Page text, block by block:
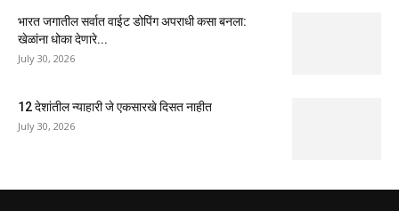
भारत जगातील सर्वात वाईट डोपिंग अपराधी कसा बनला:
खेळांना धोका देणारे...
July 30, 2026
12 देशांतील न्याहारी जे एकसारखे दिसत नाहीत
July 30, 2026